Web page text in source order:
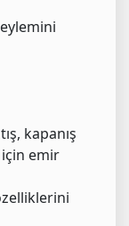
kapanış
için emir